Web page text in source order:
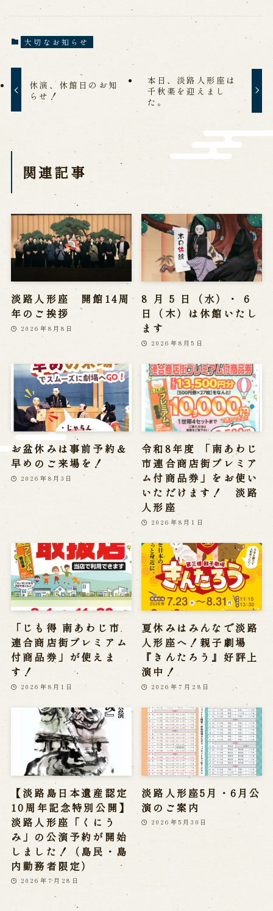
淡路島と国生み神話
淡路人形浄瑠璃の歴史
南あわじ市の伝統芸能
ご利用案内
営業日時・料金 アクセス
お問い合わせ
お電話でお問い合わせ
予約
WEB予約
メールフォームから予約
お電話で予約
※株式会社うずのくに南あわじの求人情報ページへ移動します
関連施設
通販サイトうずのくに
道の駅うずしお
うずの丘大鳴門橋記念館
大切なお知らせ
休演、休館日のお知
らせ！
本日、淡路人形座は
千秋楽を迎えまし
た。
関連記事
淡路人形座 開館14周
年のご挨拶
2026年8月8日
8 月 5 日（水）・ 6
日（木）は休館いたし
ます
2026年8月5日
お盆休みは事前予約＆
早めのご来場を！
2026年8月3日
令和8年度 「南あわじ
市連合商店街プレミア
ム付商品券」をお使い
いただけます！ 淡路
人形座
2026年8月1日
「じも得 南あわじ市
連合商店街プレミアム
付商品券」が使えま
す！
2026年8月1日
夏休みはみんなで淡路
人形座へ！親子劇場
『きんたろう』好評上
演中！
2026年7月28日
【淡路島日本遺産認定
10周年記念特別公開】
淡路人形座「くにう
み」の公演予約が開始
しました！（島民・島
内勤務者限定）
2026年7月28日
淡路人形座5月・6月公
演のご案内
2026年5月30日